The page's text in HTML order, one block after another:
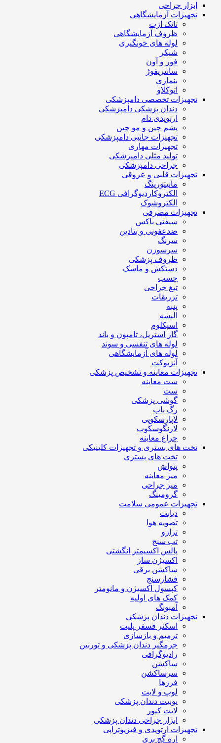
ابزار جراحی
تجهیزات آزمایشگاهی
تانک ازت
ظروف آزمایشگاهی
لوله های خونگیری
شیکر
فور و آون
سانتریفوژ
بنماری
اتوکلاو
تجهیزات تخصصی دامپزشکی
دندان پزشکی دامپزشکی
ارتوپدی دام
پشم چین و مو چین
تجهیزات جانبی دامپزشکی
تجهیزات مهاری
تولید مثلی دامپزشکی
جراحی دامپزشکی
تجهیزات قلبی و عروقی
مانیتورینگ
الکتروکاردیوگرافی ECG
الکتروشوک
تجهیزات مصرفی
سیفتی باکس
ضدعفونی و بتادین
سرنگ
سرسوزن
ظروف پزشکی
دستکش و ماسک
چسب
تیغ جراحی
تزریقات
پنبه
البسه
اسپکلوم
گاز استریل، تامپون و باند
لوله های تنفسی و سوند
لوله های آزمایشگاهی
آنژیوکت
تجهیزات معاینه و تشخیص پزشکی
ست معاینه
ست
گوشی پزشکی
رگ یاب
لاپارسکوپی
لارنگوسکوپ
چراغ معاینه
تخت های بستری و تجهیزات کلینیکی
تخت های بستری
پتواش
میز معاینه
میز جراحی
گرومینگ
تجهیزات عمومی سلامت
دیابت
تصویه هوا
ترازو
تب سنج
پالس اکسیمتر انگشتی
اکسیژن ساز
ساکشن برقی
فشارسنج
کپسول اکسیژن و مانومتر
کمک های اولیه
آمبوبگ
تجهیزات دندان پزشکی
اسکنر فسفر پلیت
ترمیم و بازسازی
جرمگیر دندان پزشکی و توربین
رادیوگرافی
ساکشن
سرساکشن
فرزها
لوپ و لایت
یونیت دندان پزشکی
لایت کیور
ابزار جراحی دندان پزشکی
تجهیزات ارتوپدی و فیزیوتراپی
اره گچ بری